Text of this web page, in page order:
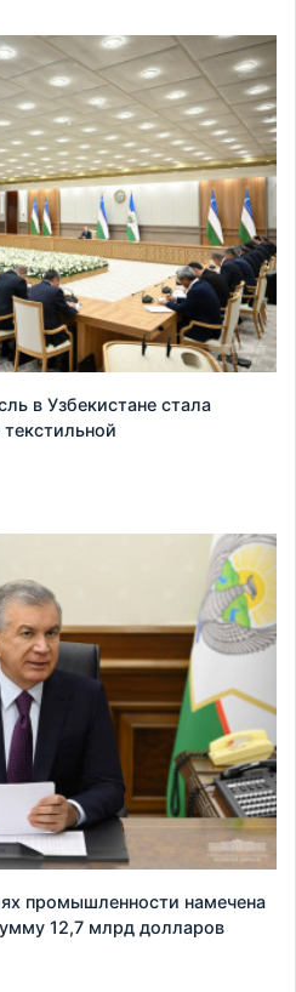
в Узбекистане стала
промышленности намечена
12,7 млрд долларов